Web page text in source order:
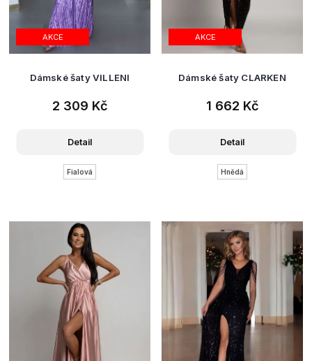
AKCE
Dámské šaty VILLENI
2 309 Kč
Detail
Fialová
AKCE
Dámské šaty CLARKEN
1 662 Kč
Detail
Hnědá